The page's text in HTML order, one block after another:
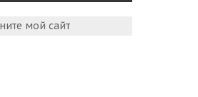
мой сайт